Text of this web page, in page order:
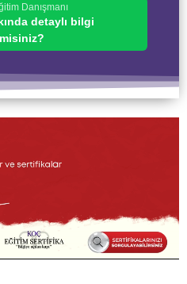
Danışmanı
detaylı bilgi